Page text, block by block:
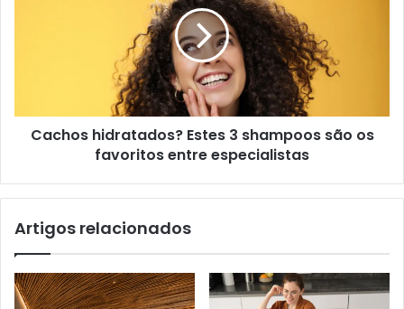
Cachos hidratados? Estes 3 shampoos são os
favoritos entre especialistas
Artigos relacionados